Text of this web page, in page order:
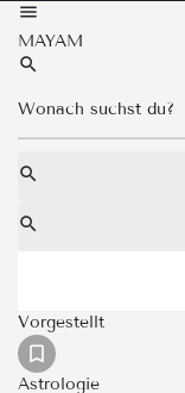
MAYAM
Vorgestellt
Astrologie